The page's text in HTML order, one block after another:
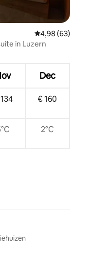
5, 31 recensies
Gemiddelde
4,98 (63)
in Luzern
Dec
€ 160
2°C